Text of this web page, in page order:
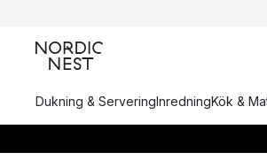
Dukning & ServeringInredningKök &